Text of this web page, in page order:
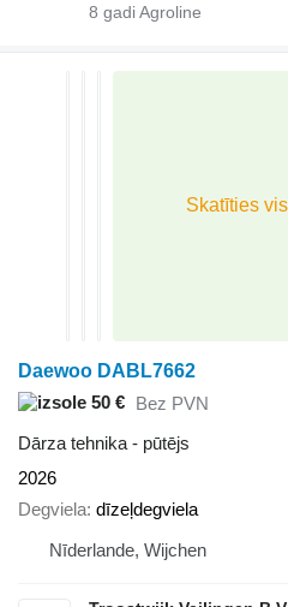
8 gadi Agroline
Daewoo DABL7662
50 €
Bez PVN
Dārza tehnika - pūtējs
2026
Degviela dīzeļdegviela
Nīderlande, Wijchen